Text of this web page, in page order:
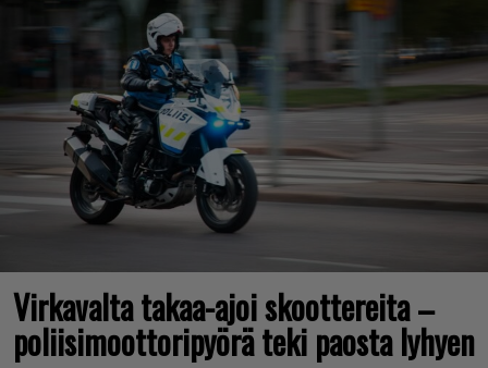
Virkavalta takaa-ajoi skoottereita –
poliisimoottoripyörä teki paosta lyhyen